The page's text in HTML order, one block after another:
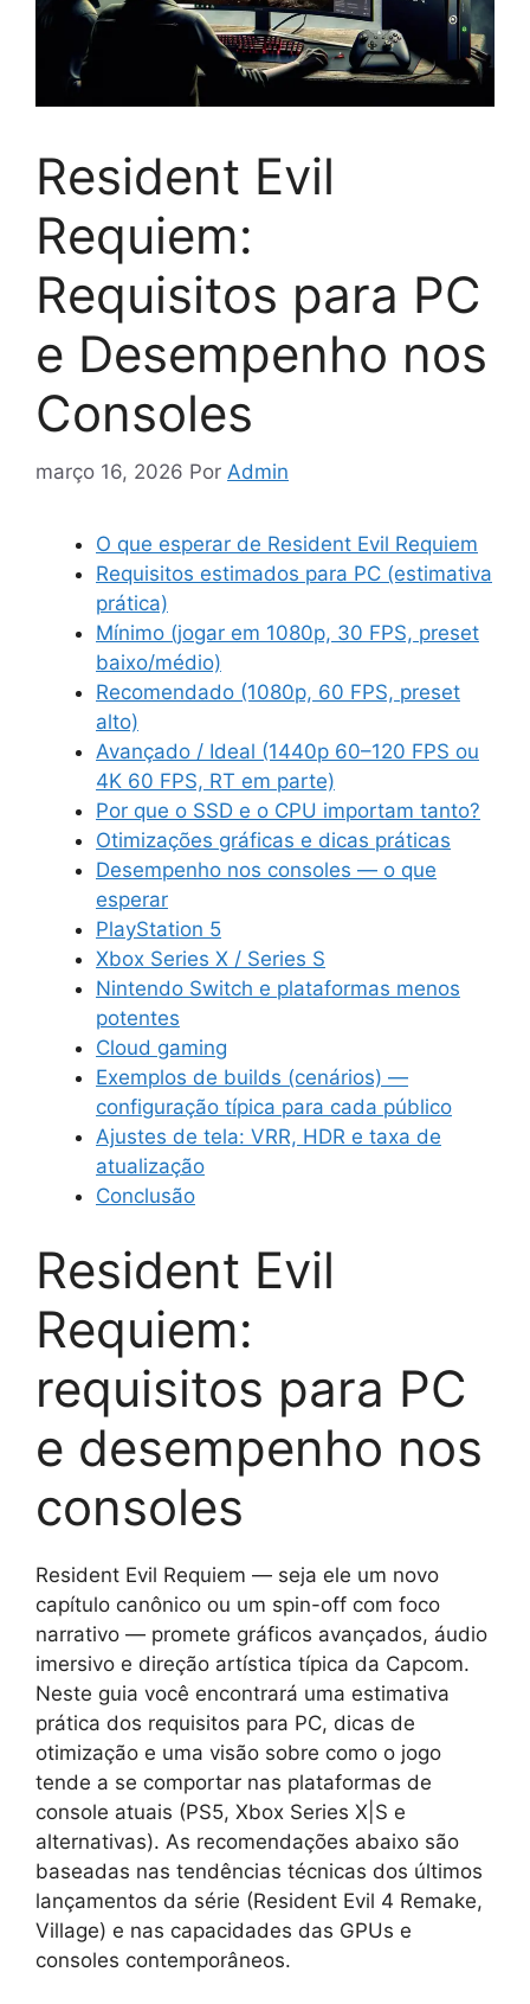
Resident Evil
Requiem:
Requisitos para PC
e Desempenho nos
Consoles
março 16, 2026 Por Admin
O que esperar de Resident Evil Requiem
Requisitos estimados para PC (estimativa
prática)
Mínimo (jogar em 1080p, 30 FPS, preset
baixo/médio)
Recomendado (1080p, 60 FPS, preset
alto)
Avançado / Ideal (1440p 60–120 FPS ou
4K 60 FPS, RT em parte)
Por que o SSD e o CPU importam tanto?
Otimizações gráficas e dicas práticas
Desempenho nos consoles — o que
esperar
PlayStation 5
Xbox Series X / Series S
Nintendo Switch e plataformas menos
potentes
Cloud gaming
Exemplos de builds (cenários) —
configuração típica para cada público
Ajustes de tela: VRR, HDR e taxa de
atualização
Conclusão
Resident Evil
Requiem:
requisitos para PC
e desempenho nos
consoles
Resident Evil Requiem — seja ele um novo
capítulo canônico ou um spin-off com foco
narrativo — promete gráficos avançados, áudio
imersivo e direção artística típica da Capcom.
Neste guia você encontrará uma estimativa
prática dos requisitos para PC, dicas de
otimização e uma visão sobre como o jogo
tende a se comportar nas plataformas de
console atuais (PS5, Xbox Series X|S e
alternativas). As recomendações abaixo são
baseadas nas tendências técnicas dos últimos
lançamentos da série (Resident Evil 4 Remake,
Village) e nas capacidades das GPUs e
consoles contemporâneos.